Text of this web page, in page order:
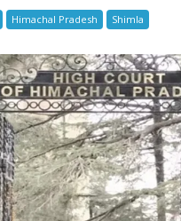
Himachal Pradesh Shimla